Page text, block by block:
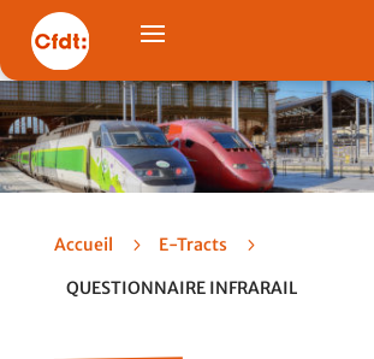
Accueil 5 E-Tracts
5
QUESTIONNAIRE INFRARAIL